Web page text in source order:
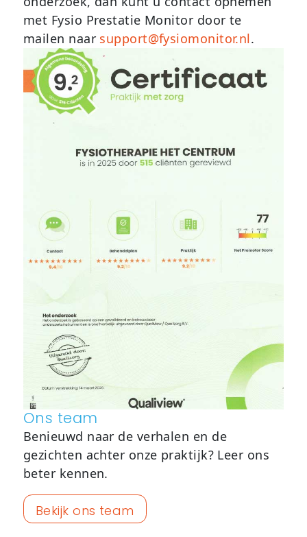
met Fysio Prestatie Monitor door te
mailen naar support@fysiomonitor.nl.
Ons team
Benieuwd naar de verhalen en de
gezichten achter onze praktijk? Leer ons
beter kennen.
Bekijk ons team